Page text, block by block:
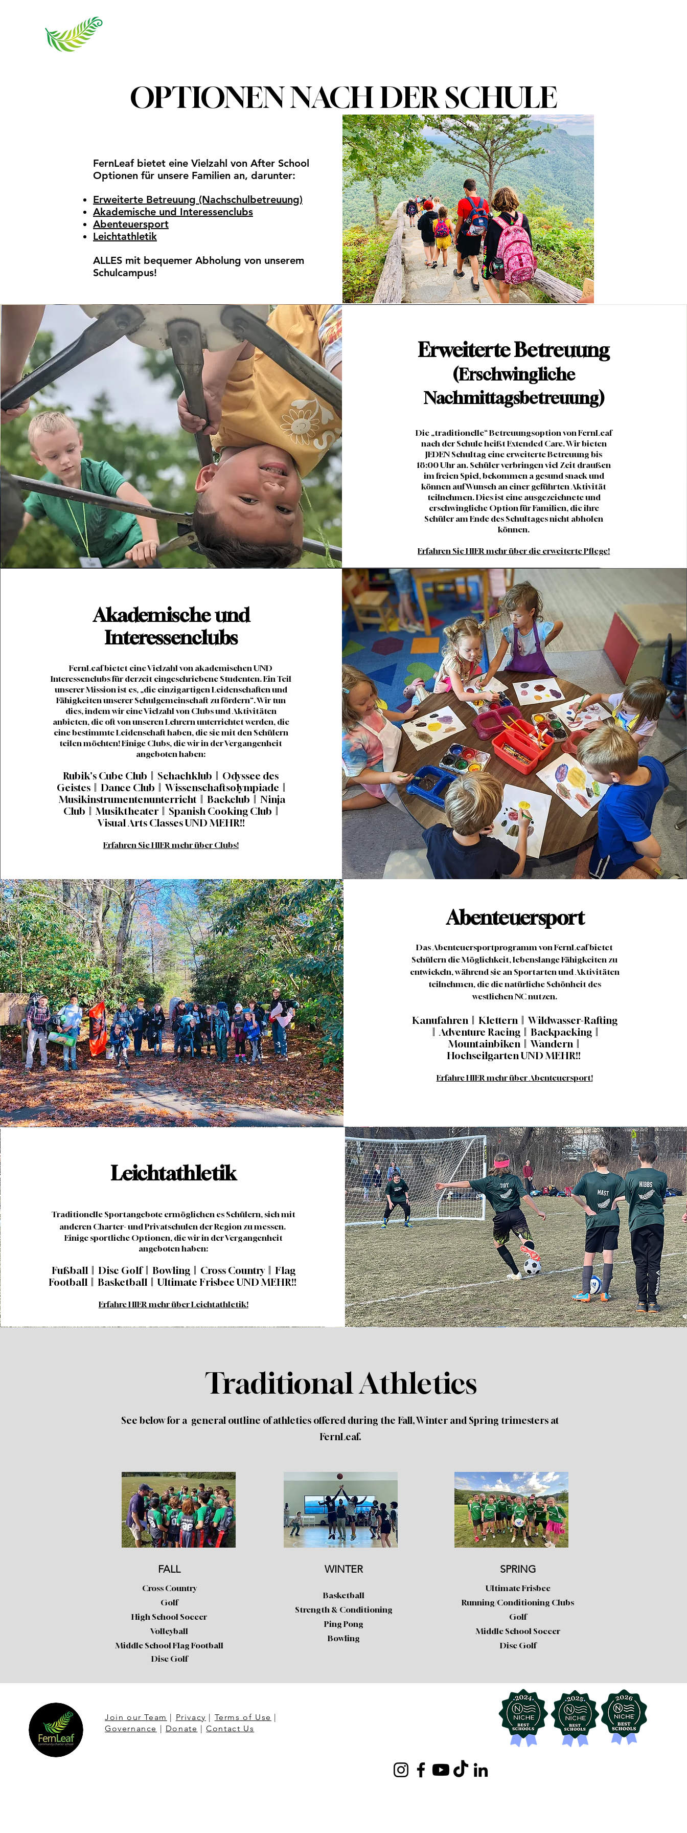
OPTIONEN NACH DER SCHULE
FernLeaf bietet eine Vielzahl von After School
Optionen für unsere Familien an, darunter:
Erweiterte Betreuung (Nachschulbetreuung)
Akademische und Interessenclubs
Abenteuersport
Leichtathletik
ALLES mit bequemer Abholung von unserem
Schulcampus!
Erweiterte Betreuung
(Erschwingliche
Nachmittagsbetreuung)
Die „traditionelle“ Betreuungsoption von FernLeaf
nach der Schule heißt Extended Care. Wir bieten
JEDEN Schultag eine erweiterte Betreuung bis
18:00 Uhr an. Schüler verbringen viel Zeit draußen
im freien Spiel, bekommen a gesundsnack und
können auf Wunsch an einer geführten Aktivität
teilnehmen. Dies ist eine ausgezeichnete und
erschwingliche Option für Familien, die ihre
Schüler am Ende des Schultages nicht abholen
können.
Erfahren Sie HIER mehr über die erweiterte Pflege!
Akademische und
Interessenclubs
FernLeaf bietet eine Vielzahl von akademischen UND
Interessenclubs für derzeit eingeschriebene Studenten. Ein Teil
unserer Mission ist es, „die einzigartigen Leidenschaften und
Fähigkeiten unserer Schulgemeinschaft zu fördern“. Wir tun
dies, indem wir eine Vielzahl von Clubs und Aktivitäten
anbieten, die oft von unseren Lehrern unterrichtet werden, die
eine bestimmte Leidenschaft haben, die sie mit den Schülern
teilen möchten! Einige Clubs, die wir in der Vergangenheit
angeboten haben:
Rubik's Cube Club || Schachklub || Odyssee des
Geistes || Dance Club || Wissenschaftsolympiade ||
Musikinstrumentenunterricht || Backclub || Ninja
Club || Musiktheater || Spanish Cooking Club ||
Visual Arts Classes UND MEHR!!
Erfahren Sie HIER mehr über Clubs!
Abenteuersport
Das Abenteuersportprogramm von FernLeaf bietet
Schülern die Möglichkeit, lebenslange Fähigkeiten zu
entwickeln, während sie an Sportarten und Aktivitäten
teilnehmen, die die natürliche Schönheit des
westlichen NC nutzen.
Kanufahren || Klettern || Wildwasser-Rafting
|| Adventure Racing || Backpacking ||
Mountainbiken || Wandern ||
Hochseilgarten UND MEHR!!
Erfahre HIER mehr über Abenteuersport!
Leichtathletik
Traditionelle Sportangebote ermöglichen es Schülern, sich mit
anderen Charter- und Privatschulen der Region zu messen.
Einige sportliche Optionen, die wir in der Vergangenheit
angeboten haben:
Fußball || Disc Golf || Bowling || Cross Country || Flag
Football || Basketball || Ultimate Frisbee UND MEHR!!
Erfahre HIER mehr über Leichtathletik!
Traditional Athletics
See below for a general outline of athletics offered during the Fall, Winter and Spring trimesters at
FernLeaf.
FALL
Cross Country
Golf
High School Soccer
Volleyball
Middle School Flag Football
Disc Golf
WINTER
Basketball
Strength & Conditioning
Ping Pong
Bowling
SPRING
Ultimate Frisbee
Running/Conditioning Clubs
Golf
Middle School Soccer
Disc Golf
Join our Team | Privacy | Terms of Use |
Governance | Donate |Contact Us